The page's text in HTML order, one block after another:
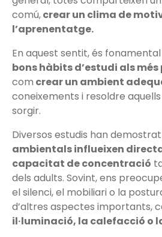
comú,crear un clima de
l’aprenentatge.
En aquest sentit, és fonamental
bons hàbits d’estudi als
com crear un ambient
coneixements i resoldre
sorgir.
Diversos estudis han
ambientals influeixen
capacitat de concentració
dels adults. Sovint, ens
el silenci, el mobiliari o la
d’altres aspectes importants,
il·luminació, la calefacció o